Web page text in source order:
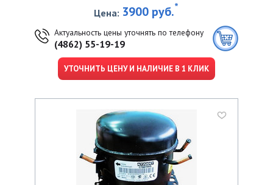
Цена: 3900 руб.*
Актуальность цены уточнять по телефону
(4862) 55-19-19
УТОЧНИТЬ ЦЕНУ И НАЛИЧИЕ В 1 КЛИК